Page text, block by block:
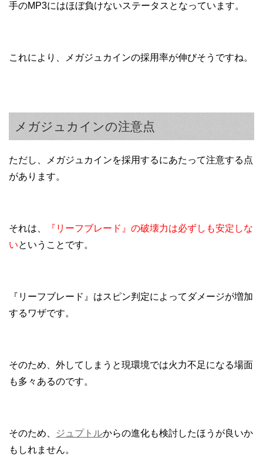
手のMP3にはほぼ負けないステータスとなっています。
これにより、メガジュカインの採用率が伸びそうですね。
メガジュカインの注意点
ただし、メガジュカインを採用するにあたって注意する点
があります。
それは、
『リーフブレード』の破壊力は必ずしも安定しな
いということです。
『リーフブレード』はスピン判定によってダメージが増加
するワザです。
そのため、外してしまうと現環境では火力不足になる場面
も多々あるのです。
そのため、 ジュプトルからの進化も検討したほうが良いか
もしれません。